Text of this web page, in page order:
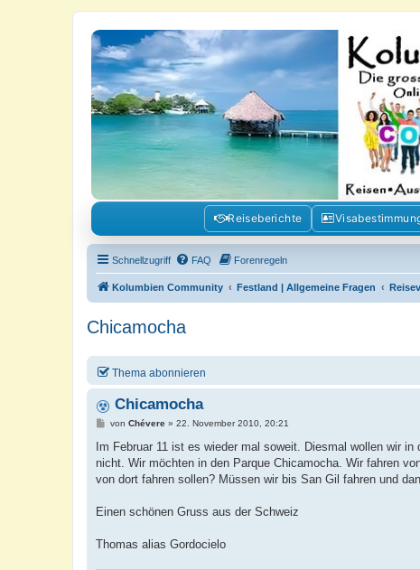
Kolumbienforum - Das grosse Forum
Reisen, Auswandern, Kultur, Politik, Geschichte und Visum in Kolumbien
Reiseberichte
Schnellzugriff FAQ Forenregeln
Kolumbien Community Festland | Allgemeine Fragen
Chicamocha
Thema abonnieren
Chicamocha
B
i
r
a
von Chévere» 22. November 2010, 20:21
Im Februar 11 ist es wieder mal soweit. Diesmal wollen wir
nicht. Wir möchten in den Parque Chicamocha. Wir fahren
von dort fahren sollen? Müssen wir bis San Gil fahren und
Einen schönen Gruss aus der Schweiz
Thomas alias Gordocielo